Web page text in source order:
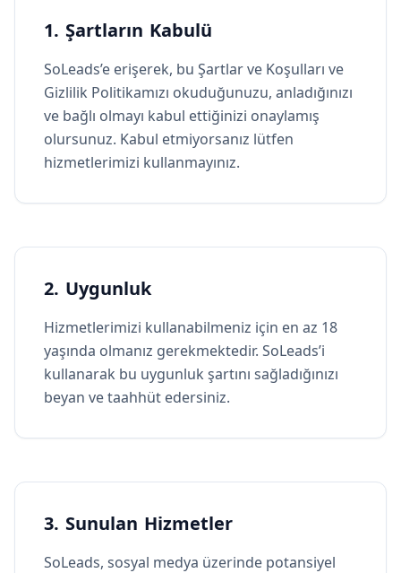
1. Şartların Kabulü
SoLeads’e erişerek, bu Şartlar ve Koşulları ve
Gizlilik Politikamızı okuduğunuzu, anladığınızı
ve bağlı olmayı kabul ettiğinizi onaylamış
olursunuz. Kabul etmiyorsanız lütfen
hizmetlerimizi kullanmayınız.
2. Uygunluk
Hizmetlerimizi kullanabilmeniz için en az 18
yaşında olmanız gerekmektedir. SoLeads’i
kullanarak bu uygunluk şartını sağladığınızı
beyan ve taahhüt edersiniz.
3. Sunulan Hizmetler
SoLeads, sosyal medya üzerinde potansiyel